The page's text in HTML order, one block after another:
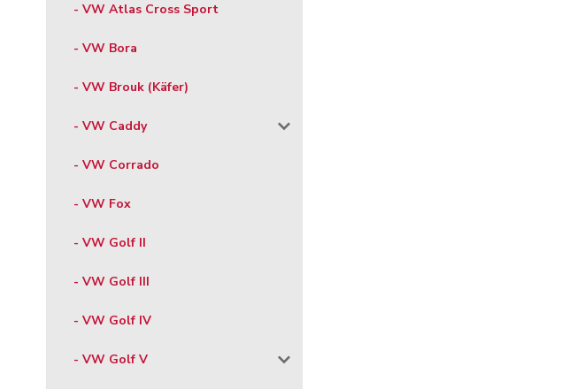
- VW Atlas Cross Sport
- VW Bora
- VW Brouk (Käfer)
- VW Caddy
- VW Corrado
- VW Fox
- VW Golf II
- VW Golf III
- VW Golf IV
- VW Golf V